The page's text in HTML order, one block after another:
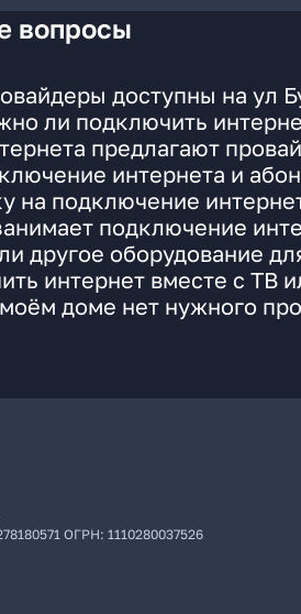
вопросы
доступны на ул
ли подключить
предлагают
интернета и
на подключение
подключение
другое оборудование
интернет вместе с ТВ
доме нет нужного
ОГРН: 1110280037526